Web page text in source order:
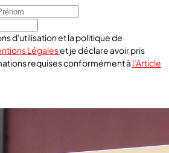
d'utilisation et la politique de
Légaleset je déclare avoir pris
requises conformément à l’Article